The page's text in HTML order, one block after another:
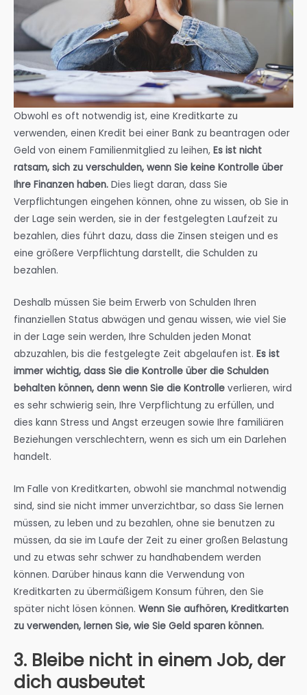
Obwohl es oft notwendig ist, eine Kreditkarte zu
verwenden, einen Kredit bei einer Bank zu beantragen oder
Geld von einem Familienmitglied zu leihen, Es ist nicht
ratsam, sich zu verschulden, wenn Sie keine Kontrolle über
Ihre Finanzen haben. Dies liegt daran, dass Sie
Verpflichtungen eingehen können, ohne zu wissen, ob Sie in
der Lage sein werden, sie in der festgelegten Laufzeit zu
bezahlen, dies führt dazu, dass die Zinsen steigen und es
eine größere Verpflichtung darstellt, die Schulden zu
bezahlen.
Deshalb müssen Sie beim Erwerb von Schulden Ihren
finanziellen Status abwägen und genau wissen, wie viel Sie
in der Lage sein werden, Ihre Schulden jeden Monat
abzuzahlen, bis die festgelegte Zeit abgelaufen ist. Es ist
immer wichtig, dass Sie die Kontrolle über die Schulden
behalten können, denn wenn Sie die Kontrolle verlieren, wird
es sehr schwierig sein, Ihre Verpflichtung zu erfüllen, und
dies kann Stress und Angst erzeugen sowie Ihre familiären
Beziehungen verschlechtern, wenn es sich um ein Darlehen
handelt.
Im Falle von Kreditkarten, obwohl sie manchmal notwendig
sind, sind sie nicht immer unverzichtbar, so dass Sie lernen
müssen, zu leben und zu bezahlen, ohne sie benutzen zu
müssen, da sie im Laufe der Zeit zu einer großen Belastung
und zu etwas sehr schwer zu handhabendem werden
können. Darüber hinaus kann die Verwendung von
Kreditkarten zu übermäßigem Konsum führen, den Sie
später nicht lösen können. Wenn Sie aufhören, Kreditkarten
zu verwenden, lernen Sie, wie Sie Geld sparen können.
3. Bleibe nicht in einem Job, der
dich ausbeutet